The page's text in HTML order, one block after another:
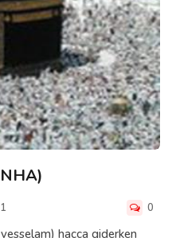
0
hacca giderken